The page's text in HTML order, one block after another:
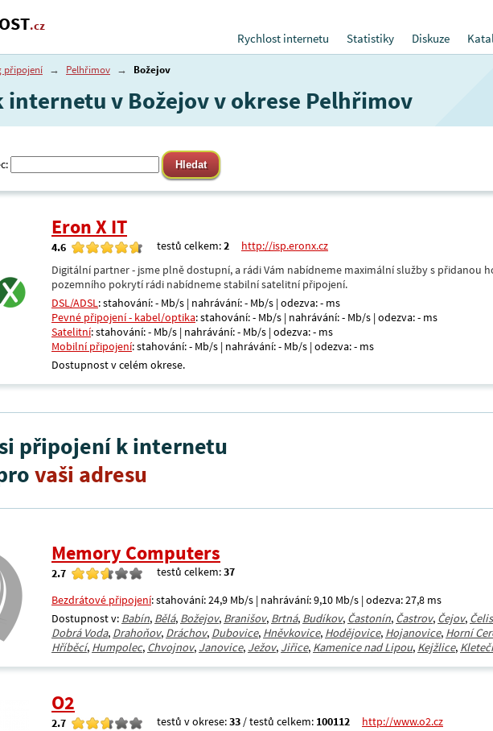
.cz
Rychlost internetu
Statistiky Diskuze
připojení → Pelhřimov → Božejov
internetu v Božejov v okrese Pelhřimov
Eron X IT
4.6 testů celkem:2
http://isp.eronx.cz
Digitální partner - jsme plně dostupní, a rádi Vám nabídneme maximální služby s přidanou
pozemního pokrytí rádi nabídneme stabilní satelitní připojení.
DSL/ADSL: stahování: - Mb/s | nahrávání: - Mb/s | odezva: - ms
Pevné připojení - kabel/optika: stahování: - Mb/s | nahrávání: - Mb/s | odezva: - ms
Satelitní: stahování: - Mb/s | nahrávání: - Mb/s | odezva: - ms
Mobilní připojení: stahování: - Mb/s | nahrávání: - Mb/s | odezva: - ms
Dostupnost v celém okrese.
připojení k internetu
vaši adresu
Memory Computers
2.7 testů celkem:37
Bezdrátové připojení: stahování: 24,9 Mb/s | nahrávání: 9,10 Mb/s | odezva: 27,8 ms
Dostupnost v: Babín, Bělá, Božejov, Branišov, Brtná, Budíkov, Častonín, Častrov, Čejov,
Dobrá Voda, Drahoňov, Dráchov, Dubovice, Hněvkovice, Hodějovice, Hojanovice, Horní
Hříběcí, Humpolec, Chvojnov, Janovice, Ježov, Jiřice, Kamenice nad Lipou, Kejžlice,
O2
2.7 testů v okrese:33 / testů celkem: 100112
http://www.o2.cz